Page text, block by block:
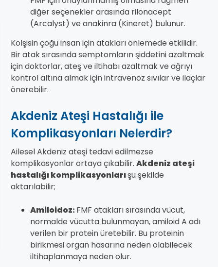
diğer seçenekler arasında rilonacept
(Arcalyst) ve anakinra (Kineret) bulunur.
Kolşisin çoğu insan için atakları önlemede etkilidir.
Bir atak sırasında semptomların şiddetini azaltmak
için doktorlar, ateş ve iltihabı azaltmak ve ağrıyı
kontrol altına almak için intravenöz sıvılar ve ilaçlar
önerebilir.
Akdeniz Ateşi Hastalığı ile
Komplikasyonları Nelerdir?
Ailesel Akdeniz ateşi tedavi edilmezse
komplikasyonlar ortaya çıkabilir. Akdeniz ateşi
hastalığı komplikasyonlarışu şekilde
aktarılabilir;
Amiloidoz:FMF atakları sırasında vücut,
normalde vücutta bulunmayan, amiloid A adı
verilen bir protein üretebilir. Bu proteinin
birikmesi organ hasarına neden olabilecek
iltihaplanmaya neden olur.